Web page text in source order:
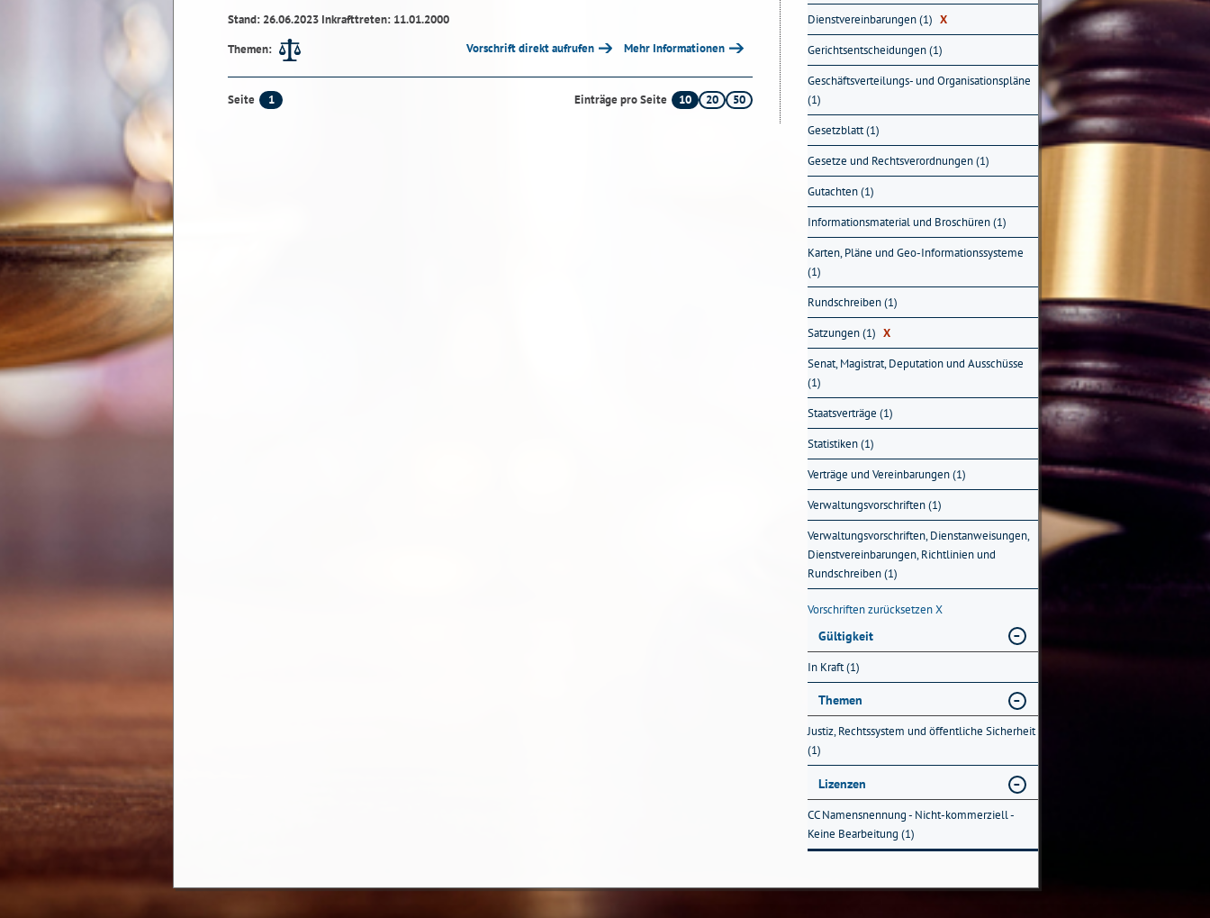
Stand: 26.06.2023 Inkrafttreten: 11.01.2000
Themen:
Vorschrift direkt aufrufen Mehr Informationen
Seite 1 Einträge pro Seite 10 20 50
Dienstvereinbarungen (1) X
Gerichtsentscheidungen (1)
Geschäftsverteilungs- und Organisationspläne
(1)
Gesetzblatt (1)
Gesetze und Rechtsverordnungen (1)
Gutachten (1)
Informationsmaterial und Broschüren (1)
Karten, Pläne und Geo-Informationssysteme
(1)
Rundschreiben (1)
Satzungen (1) X
Senat, Magistrat, Deputation und Ausschüsse
(1)
Staatsverträge (1)
Statistiken (1)
Verträge und Vereinbarungen (1)
Verwaltungsvorschriften (1)
Verwaltungsvorschriften, Dienstanweisungen,
Dienstvereinbarungen, Richtlinien und
Rundschreiben (1)
Vorschriften zurücksetzenX
Gültigkeit
In Kraft (1)
Themen
Justiz, Rechtssystem und öffentliche Sicherheit
(1)
Lizenzen
CC Namensnennung - Nicht-kommerziell -
Keine Bearbeitung (1)